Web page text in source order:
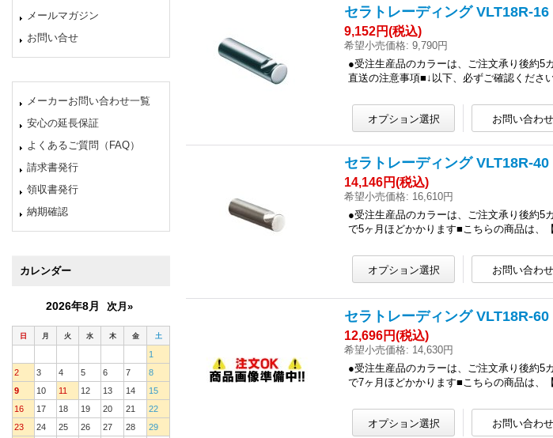
メールマガジン
お問い合せ
メーカーお問い合わせ一覧
安心の延長保証
よくあるご質問（FAQ）
請求書発行
領収書発行
納期確認
カレンダー
2026年8月 次月»
日 月 火 水 木 金 土
1
2
3 4 5 6 7
8
9
10 11 12 13 14
15
16
17 18 19 20 21
22
23
24 25 26 27 28
29
セラトレーディング VLT18R-
9,152円(税込)
希望小売価格: 9,790円
●受注生産品のカラーは、ご注文承り後約5
直送の注意事項■↓以下、必ずご確認くださ
セラトレーディング VLT18R-
14,146円(税込)
希望小売価格: 16,610円
●受注生産品のカラーは、ご注文承り後約5
で5ヶ月ほどかかります■こちらの商品は、
セラトレーディング VLT18R-
12,696円(税込)
希望小売価格: 14,630円
●受注生産品のカラーは、ご注文承り後約5
で7ヶ月ほどかかります■こちらの商品は、